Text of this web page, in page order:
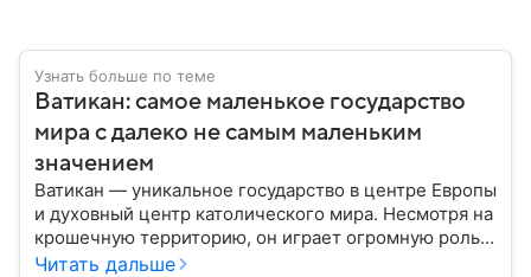
Узнать больше по теме
Ватикан: самое маленькое государство
мира с далеко не самым маленьким
значением
Ватикан — уникальное государство в центре Европы
и духовный центр католического мира. Несмотря на
крошечную территорию, он играет огромную роль в
международной политике, культуре и религии. В
Читать дальше